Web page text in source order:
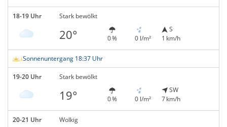
18-19 Uhr Stark bewölkt
20° 0 % 0 l/m²
S
1 km/h
Sonnenuntergang 18:37 Uhr
19-20 Uhr Stark bewölkt
19° 0 % 0 l/m²
SW
7 km/h
20-21 Uhr Wolkig